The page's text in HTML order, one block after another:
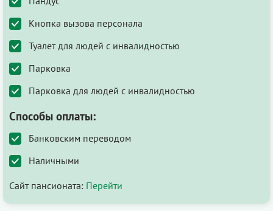
Кнопка вызова персонала
Туалет для людей с инвалидностью
Парковка
Парковка для людей с инвалидностью
Способы оплаты:
Банковским переводом
Наличными
Сайт пансионата: Перейти